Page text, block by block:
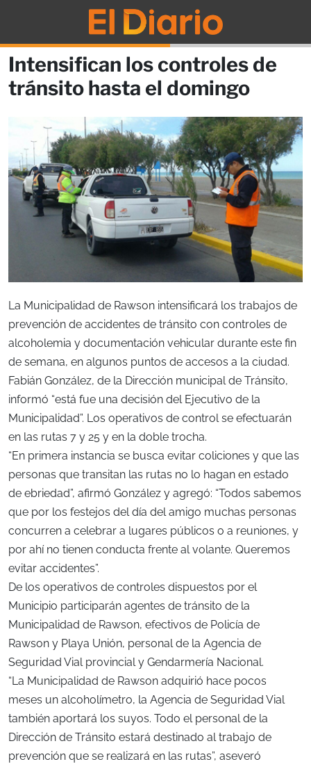
Intensifican los controles de
tránsito hasta el domingo
La Municipalidad de Rawson intensificará los trabajos de
prevención de accidentes de tránsito con controles de
alcoholemia y documentación vehicular durante este fin
de semana, en algunos puntos de accesos a la ciudad.
Fabián González, de la Dirección municipal de Tránsito,
informó “está fue una decisión del Ejecutivo de la
Municipalidad”. Los operativos de control se efectuarán
en las rutas 7 y 25 y en la doble trocha.
“En primera instancia se busca evitar coliciones y que las
personas que transitan las rutas no lo hagan en estado
de ebriedad”, afirmó González y agregó: “Todos sabemos
que por los festejos del día del amigo muchas personas
concurren a celebrar a lugares públicos o a reuniones, y
por ahí no tienen conducta frente al volante. Queremos
evitar accidentes”.
De los operativos de controles dispuestos por el
Municipio participarán agentes de tránsito de la
Municipalidad de Rawson, efectivos de Policía de
Rawson y Playa Unión, personal de la Agencia de
Seguridad Vial provincial y Gendarmería Nacional.
“La Municipalidad de Rawson adquirió hace pocos
meses un alcoholímetro, la Agencia de Seguridad Vial
también aportará los suyos. Todo el personal de la
Dirección de Tránsito estará destinado al trabajo de
prevención que se realizará en las rutas”, aseveró